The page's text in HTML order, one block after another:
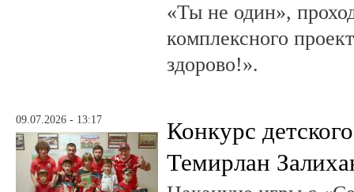
«Ты не один»,
комплексного
здорово!».
09.07.2026 - 13:17
Конкурс
Темирлан